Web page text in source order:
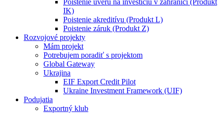
Poistenie úveru na investíciu v zahraničí (Produkt
IK)
Poistenie akreditívu (Produkt L)
Poistenie záruk (Produkt Z)
Rozvojové projekty
Mám projekt
Potrebujem poradiť s projektom
Global Gateway
Ukrajina
EIF Export Credit Pilot
Ukraine Investment Framework (UIF)
Podujatia
Exportný klub